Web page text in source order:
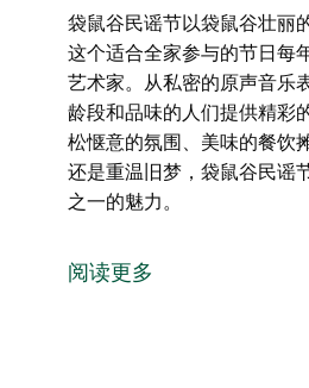
袋鼠谷民谣节以袋鼠谷壮丽
这个适合全家参与的节日每
艺术家。从私密的原声音乐
龄段和品味的人们提供精彩
松惬意的氛围、美味的餐饮
还是重温旧梦，袋鼠谷民谣
之一的魅力。
这个适合全家参与的节日每
阅读更多